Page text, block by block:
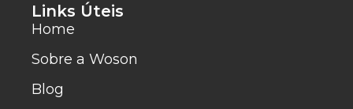
Links Úteis
Home
Sobre a Woson
Blog